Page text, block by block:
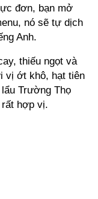
đơn, bạn mở
nó sẽ tự dịch
Anh.
thiếu ngọt và
vị ớt khô, hạt tiên
Trường Thọ
hợp vị.